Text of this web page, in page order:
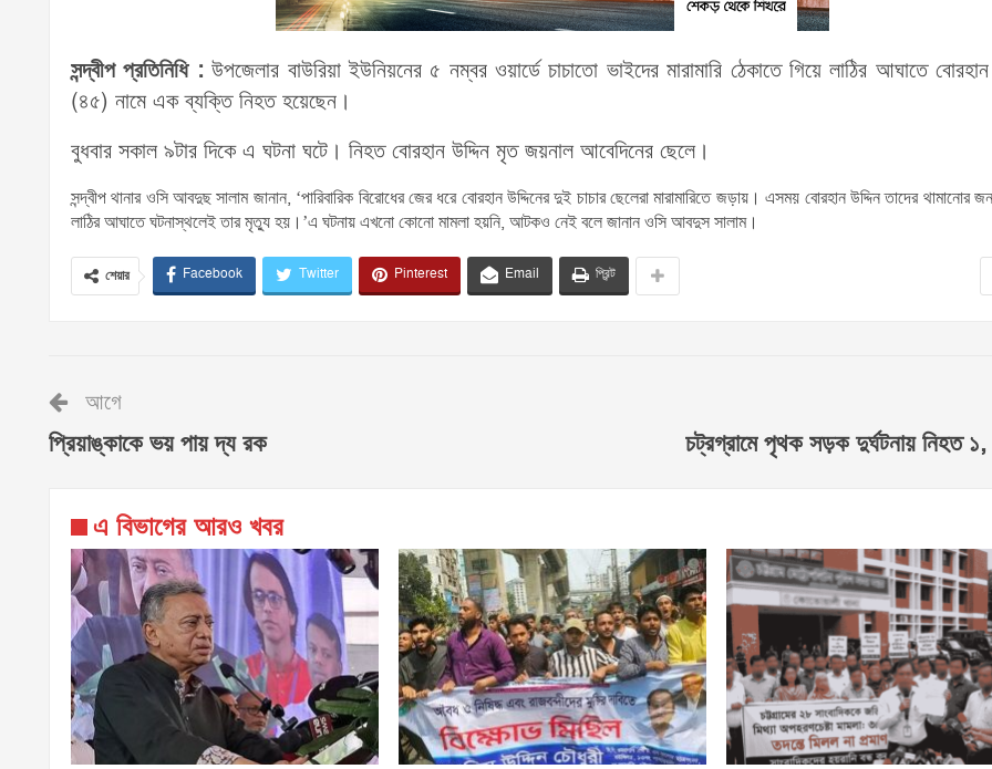
সন্দ্বীপ প্রতিনিধি : উপজেলার বাউরিয়া ইউনিয়নের ৫ নম্বর ওয়ার্ডে চাচাতো ভাইদের মারামারি ঠেকাতে গিয়ে লাঠির আঘাতে বোরহান
(৪৫) নামে এক ব্যক্তি নিহত হয়েছেন।
বুধবার সকাল ৯টার দিকে এ ঘটনা ঘটে। নিহত বোরহান উদ্দিন মৃত জয়নাল আবেদিনের ছেলে।
সন্দ্বীপ থানার ওসি আবদুছ সালাম জানান, ‘পারিবারিক বিরোধের জের ধরে বোরহান উদ্দিনের দুই চাচার ছেলেরা মারামারিতে জড়ায়। এসময় বোরহান উদ্দিন তাদের থামানোর
লাঠির আঘাতে ঘটনাস্থলেই তার মৃত্যু হয়।’এ ঘটনায় এখনো কোনো মামলা হয়নি, আটকও নেই বলে জানান ওসি আবদুস সালাম।
শেয়ার Facebook Twitter Pinterest Email প্রিন্ট
আগে
প্রিয়াঙ্কাকে ভয় পায় দ্য রক চট্রগ্রামে পৃথক সড়ক দুর্ঘটনায় নিহত
এ বিভাগের আরও খবর